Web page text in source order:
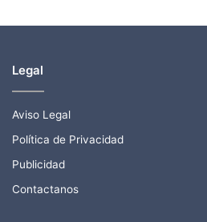
Legal
Aviso Legal
Política de Privacidad
Publicidad
Contactanos